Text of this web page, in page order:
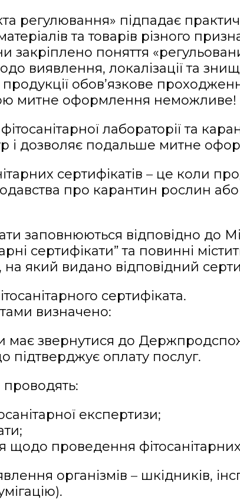
регулювання» підпадає
та товарів різного
закріплено поняття
виявлення, локалізації та
обов’язкове
митне оформлення неможливе!
лабораторії та
і дозволяє подальше митне
сертифікатів – це коли
про карантин рослин
заповнюються відповідно до
сертифікати” та повинні
на який видано відповідний
сертифіката.
визначено:
має звернутися до
підтверджує оплату послуг.
проводять:
експертизи;
проведення фітосанітарних
організмів – шкідників,